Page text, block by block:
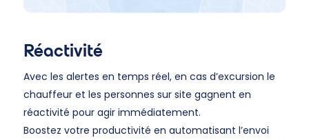
Réactivité
Avec les alertes en temps réel, en cas d’excursion le
chauffeur et les personnes sur site gagnent en
réactivité pour agir immédiatement.
Boostez votre productivité en automatisant l’envoi